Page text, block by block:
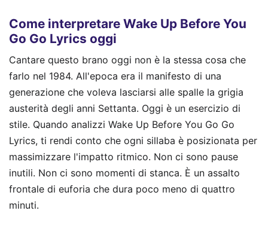
Come interpretare Wake Up Before You
Go Go Lyrics oggi
Cantare questo brano oggi non è la stessa cosa che
farlo nel 1984. All'epoca era il manifesto di una
generazione che voleva lasciarsi alle spalle la grigia
austerità degli anni Settanta. Oggi è un esercizio di
stile. Quando analizzi Wake Up Before You Go Go
Lyrics, ti rendi conto che ogni sillaba è posizionata per
massimizzare l'impatto ritmico. Non ci sono pause
inutili. Non ci sono momenti di stanca. È un assalto
frontale di euforia che dura poco meno di quattro
minuti.